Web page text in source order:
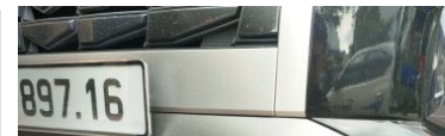
Previous